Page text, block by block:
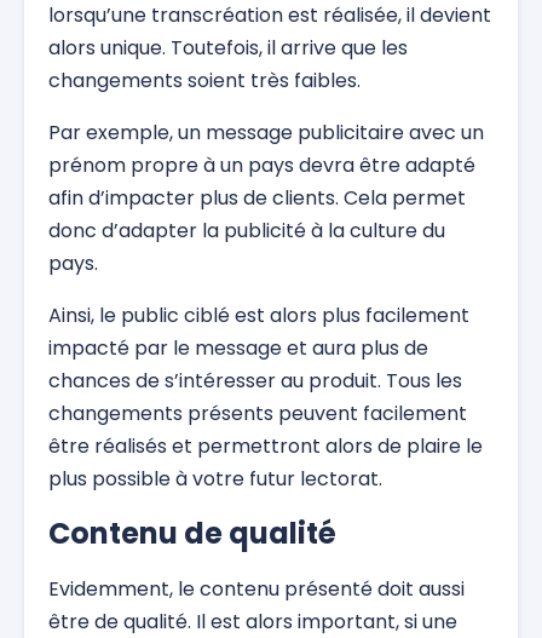
lorsqu’une transcréation est réalisée, il devient
alors unique. Toutefois, il arrive que les
changements soient très faibles.
Par exemple, un message publicitaire avec un
prénom propre à un pays devra être adapté
afin d’impacter plus de clients. Cela permet
donc d’adapter la publicité à la culture du
pays.
Ainsi, le public ciblé est alors plus facilement
impacté par le message et aura plus de
chances de s’intéresser au produit. Tous les
changements présents peuvent facilement
être réalisés et permettront alors de plaire le
plus possible à votre futur lectorat.
Contenu de qualité
Evidemment, le contenu présenté doit aussi
être de qualité. Il est alors important, si une